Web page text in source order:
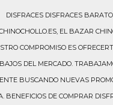
DISFRACES DISFRACES
EL BAZAR
COMPROMISO ES
DEL MERCADO.
BUSCANDO NUEVAS
BENEFICIOS DE COMPRAR